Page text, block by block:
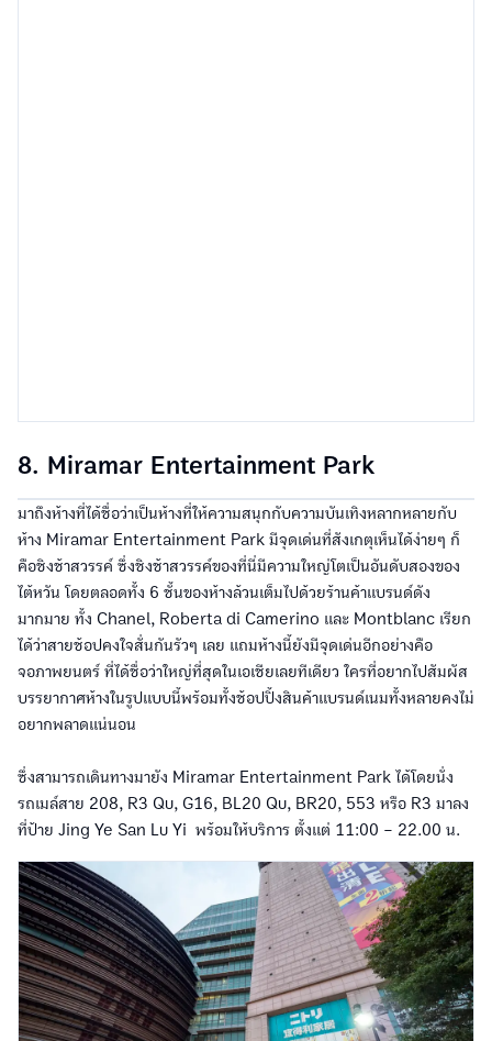
8. Miramar Entertainment Park
มาถึงห้างที่ได้ชื่อว่าเป็นห้างที่ให้ความสนุกกับความบันเทิงหลากหลายกับ
ห้าง Miramar Entertainment Park มีจุดเด่นที่สังเกตุเห็นได้ง่ายๆ ก็
คือชิงช้าสวรรค์ ซึ่งชิงช้าสวรรค์ของที่นี่มีความใหญ่โตเป็นอันดับสองของ
ไต้หวัน โดยตลอดทั้ง 6 ชั้นของห้างล้วนเต็มไปด้วยร้านค้าแบรนด์ดัง
มากมาย ทั้ง Chanel, Roberta di Camerino และ Montblanc เรียก
ได้ว่าสายช้อปคงใจสั่นกันรัวๆ เลย แถมห้างนี้ยังมีจุดเด่นอีกอย่างคือ
จอภาพยนตร์ ที่ได้ชื่อว่าใหญ่ที่สุดในเอเชียเลยทีเดียว ใครที่อยากไปสัมผัส
บรรยากาศห้างในรูปแบบนี้พร้อมทั้งช้อปปิ้งสินค้าแบรนด์เนมทั้งหลายคงไม่
อยากพลาดแน่นอน
ซึ่งสามารถเดินทางมายัง Miramar Entertainment Park ได้โดยนั่ง
รถเมล์สาย 208, R3 Qu, G16, BL20 Qu, BR20, 553 หรือ R3 มาลง
ที่ป้าย Jing Ye San Lu Yi พร้อมให้บริการ ตั้งแต่ 11:00 – 22.00 น.